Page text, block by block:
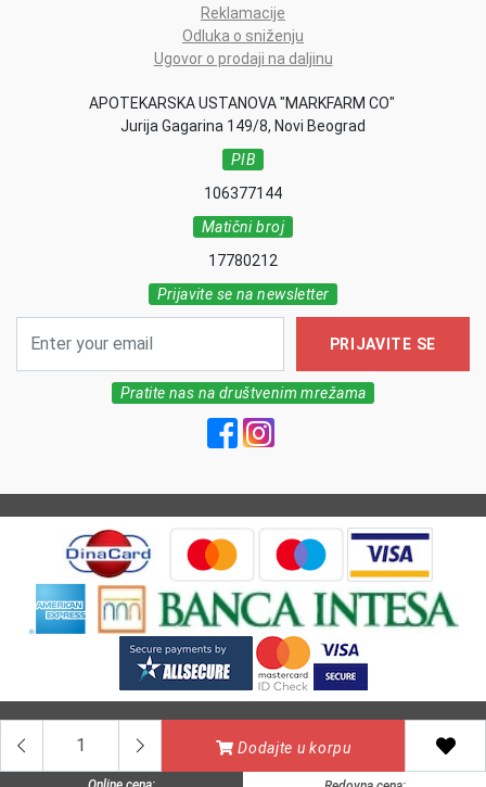
Dodajte u korpu
Reklamacije
Odluka o sniženju
Ugovor o prodaji na daljinu
APOTEKARSKA USTANOVA "MARKFARM CO"
Jurija Gagarina 149/8, Novi Beograd
PIB
106377144
Matični broj
17780212
Prijavite se na newsletter
PRIJAVITE SE
Pratite nas na društvenim mrežama